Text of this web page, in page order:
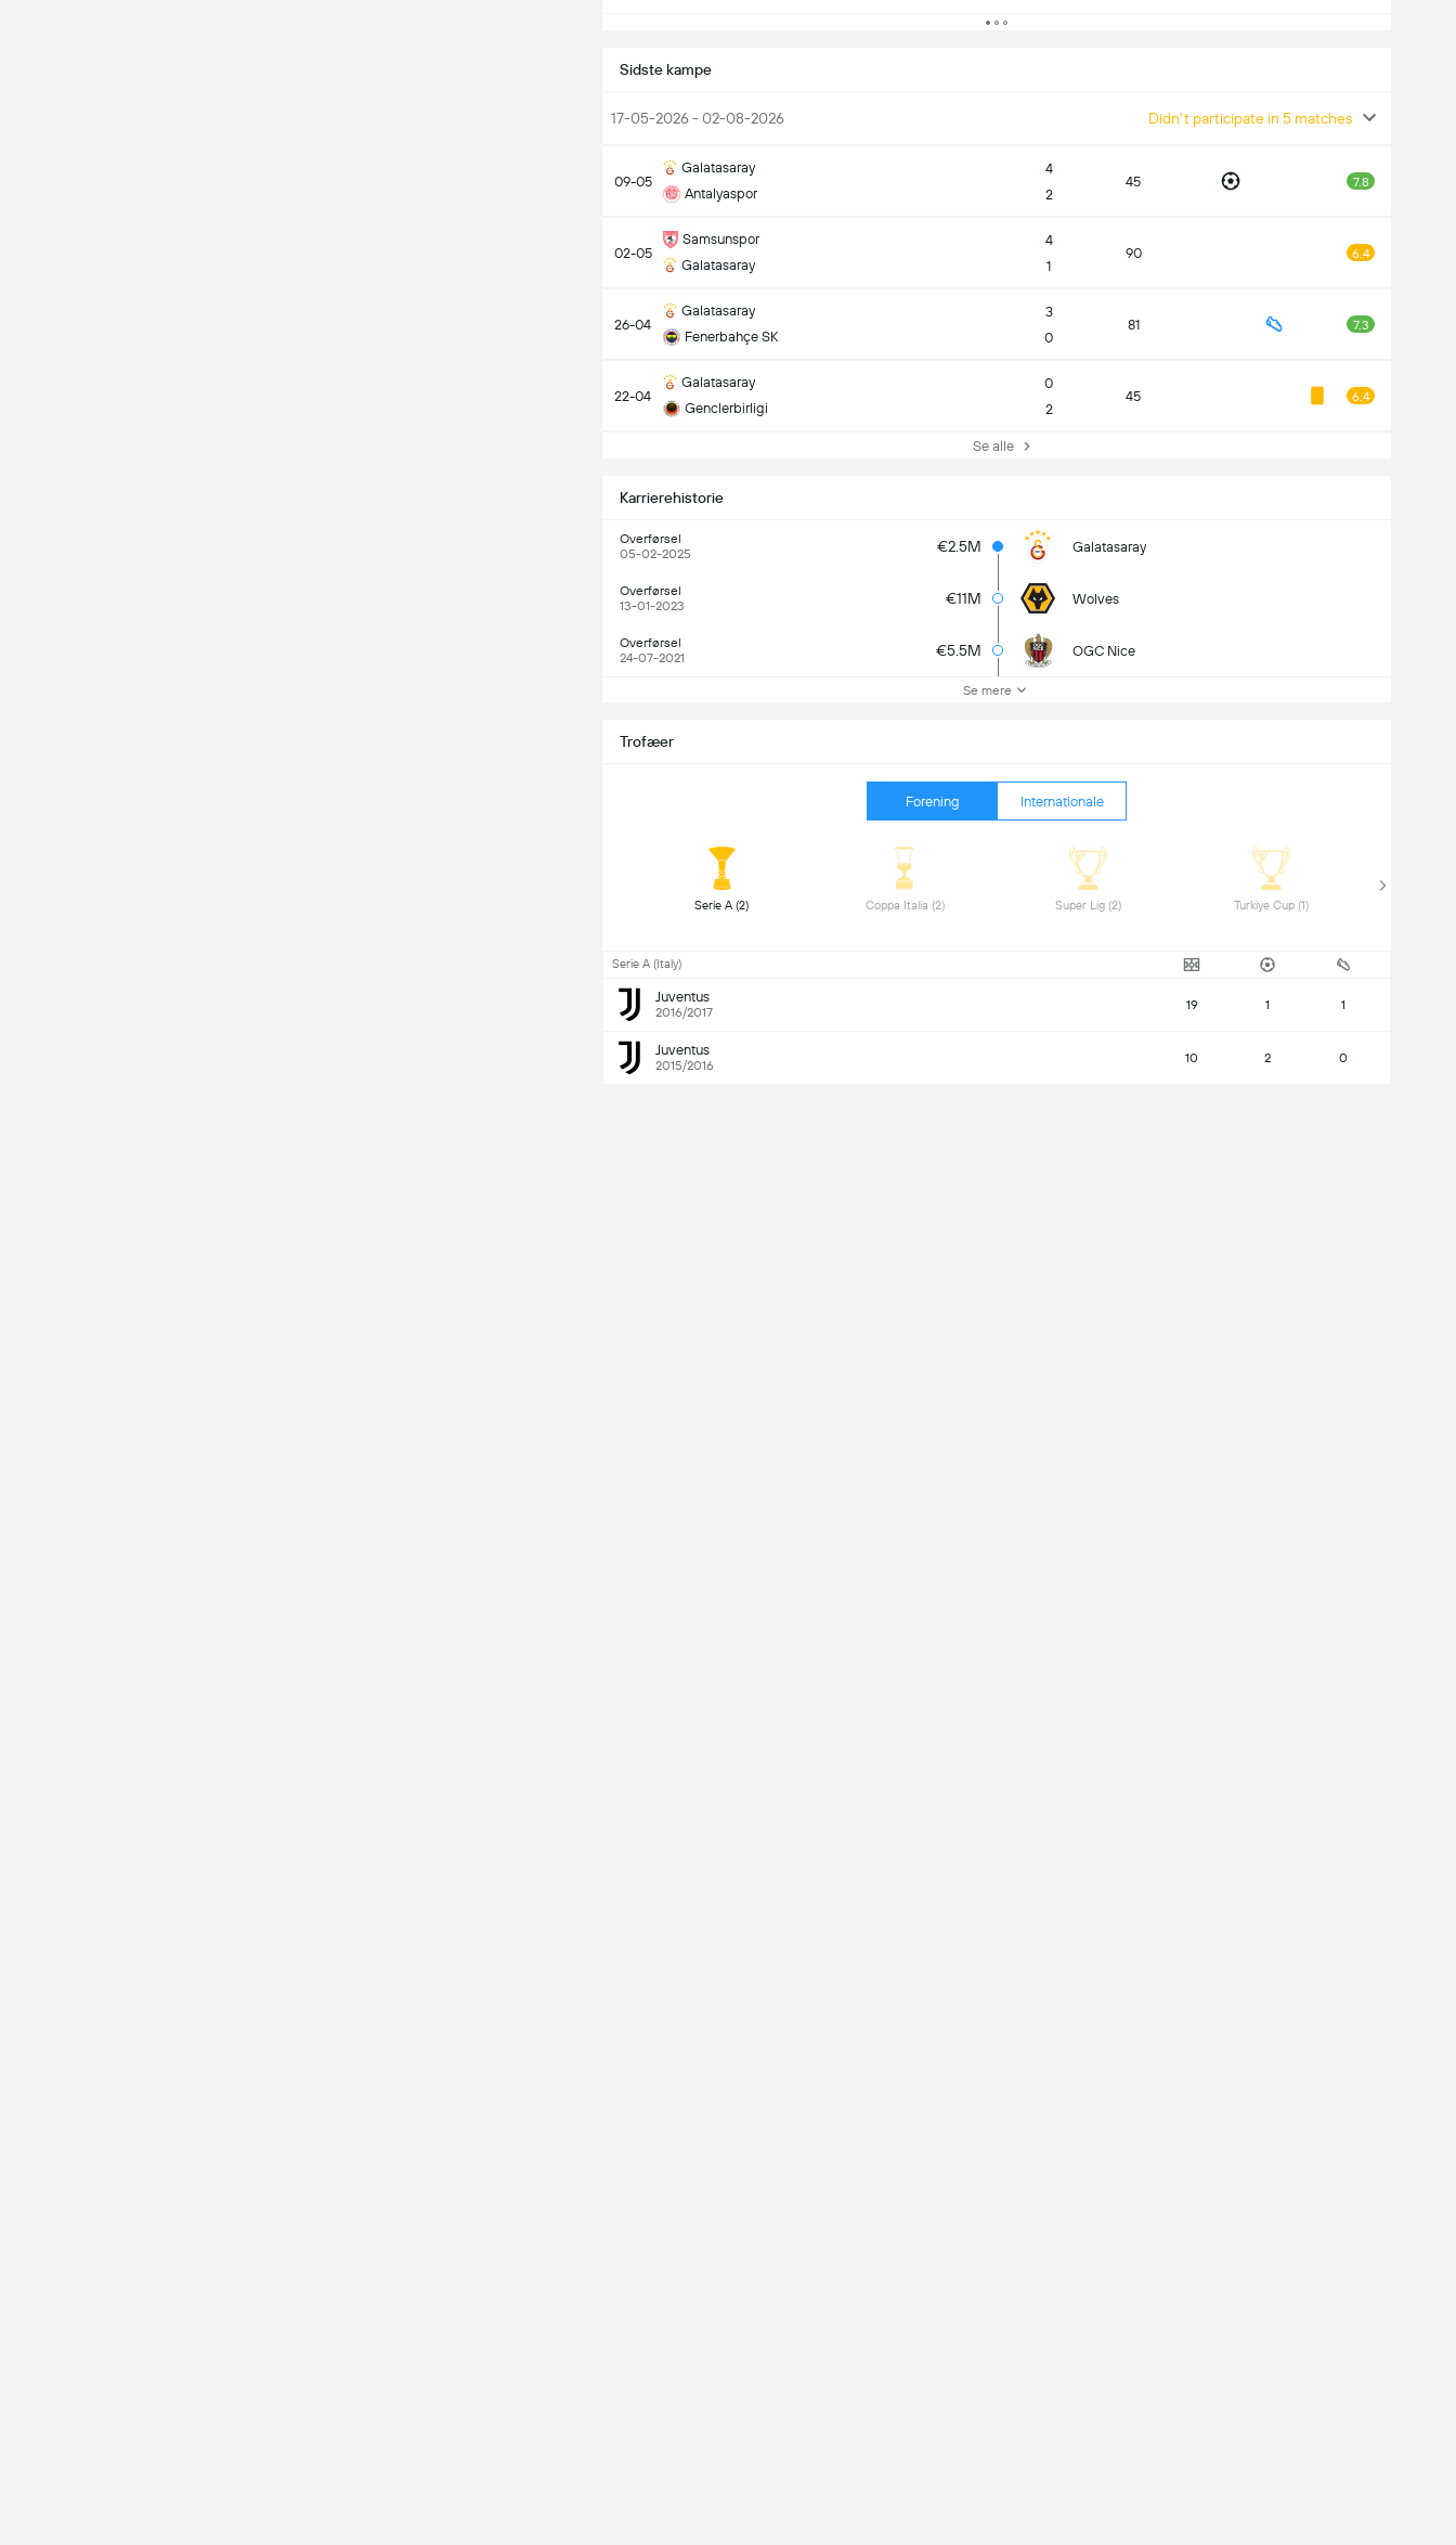
Sidste kampe
17-05-2026 - 02-08-2026 Didn't participate in 5 matches
09-05
Galatasaray
Antalyaspor
4
2
45 7.8
02-05
Samsunspor
Galatasaray
4
1
90 6.4
26-04
Galatasaray
Fenerbahçe SK
3
0
81 7.3
22-04
Galatasaray
Genclerbirligi
0
2
45 6.4
Se alle
Karrierehistorie
Overførsel
05-02-2025
€2.5M Galatasaray
Overførsel
13-01-2023
€11M Wolves
Overførsel
24-07-2021
€5.5M OGC Nice
Se mere
Trofæer
Forening Internationale
Coppa Italia (2)
Serie A (Italy)
Juventus
2016/2017 19 1 1
Juventus
2015/2016 10 2 0